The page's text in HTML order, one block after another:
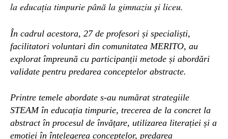
la educația timpurie până la gimnaziu și liceu.
În cadrul acestora, 27 de profesori și specialiști,
facilitatori voluntari din comunitatea MERITO, au
explorat împreună cu participanții metode și abordări
validate pentru predarea conceptelor abstracte.
Printre temele abordate s-au numărat strategiile
STEAM în educația timpurie, trecerea de la concret la
abstract în procesul de învățare, utilizarea literației și a
emoției în înțelegerea conceptelor, predarea